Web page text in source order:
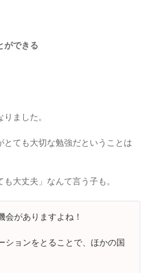
ができる
ました。
ても大切な勉強だということは
大丈夫」なんて言う子も。
がありますよね！
ションをとることで、ほかの国